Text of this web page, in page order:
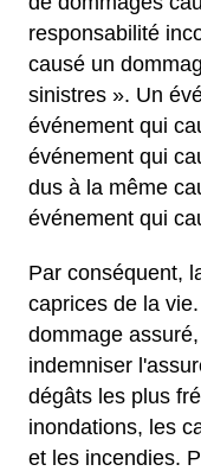
responsabilité
causé un
sinistres ». Un
événement qui
événement qui
dus à la même
événement qui
Par conséquent,
caprices de la
dommage
indemniser
dégâts les plus
inondations, les
et les incendies.